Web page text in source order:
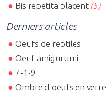
Bis repetita placent (5)
Derniers articles
Oeufs de reptiles
Oeuf amigurumi
7-1-9
Ombre d'oeufs en verre